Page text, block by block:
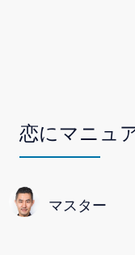
恋にマニュ
マスター